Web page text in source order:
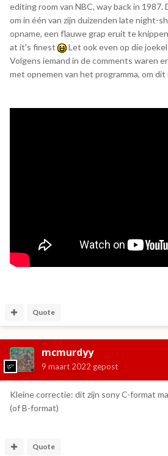
editing room van NBC, way back in
om in één van zijn duizenden late night-
opname, een flauwe grap eruit te
at it's finest
Let ook even op die
Volgens iemand in de comments waren
met opnemen van het programma, om
Quote
mcmurdyy
9 maart 2022 gepost
Kleine correctie: dit zijn sony C-format
(of B-format)
Quote